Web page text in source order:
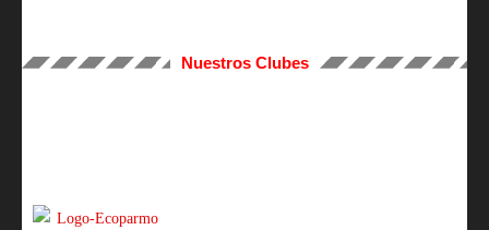
Nuestros Clubes